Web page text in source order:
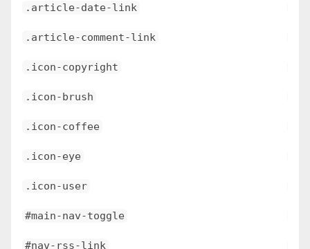
.article-date-link
.article-comment-link
.icon-copyright
.icon-brush
.icon-coffee
.icon-eye
.icon-user
#main-nav-toggle
#nav-rss-link